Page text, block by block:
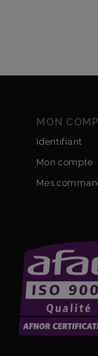
MON
Identifiant
Mon compte
Mes